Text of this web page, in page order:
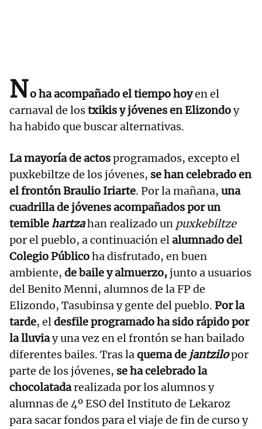
No ha acompañado el tiempo hoyen el
carnaval de lostxikis y jóvenes en Elizondoy
ha habido que buscar alternativas.
La mayoría de actosprogramados, excepto el
puxkebiltze de los jóvenes, se han celebrado en
el frontón Braulio Iriarte. Por la mañana, una
cuadrilla de jóvenes acompañados por un
temiblehartzahan realizado un puxkebiltze
por el pueblo, a continuación elalumnado del
Colegio Públicoha disfrutado, en buen
ambiente, de baile y almuerzo,junto a usuarios
del Benito Menni, alumnos de la FP de
Elizondo, Tasubinsa y gente del pueblo. Por la
tarde, eldesfile programado ha sido rápido por
la lluviay una vez en el frontón se han bailado
diferentes bailes. Tras laquema de jantzilopor
parte de los jóvenes, se ha celebrado la
chocolatadarealizada por los alumnos y
alumnas de 4º ESO del Instituto de Lekaroz
para sacar fondos para el viaje de fin de curso y